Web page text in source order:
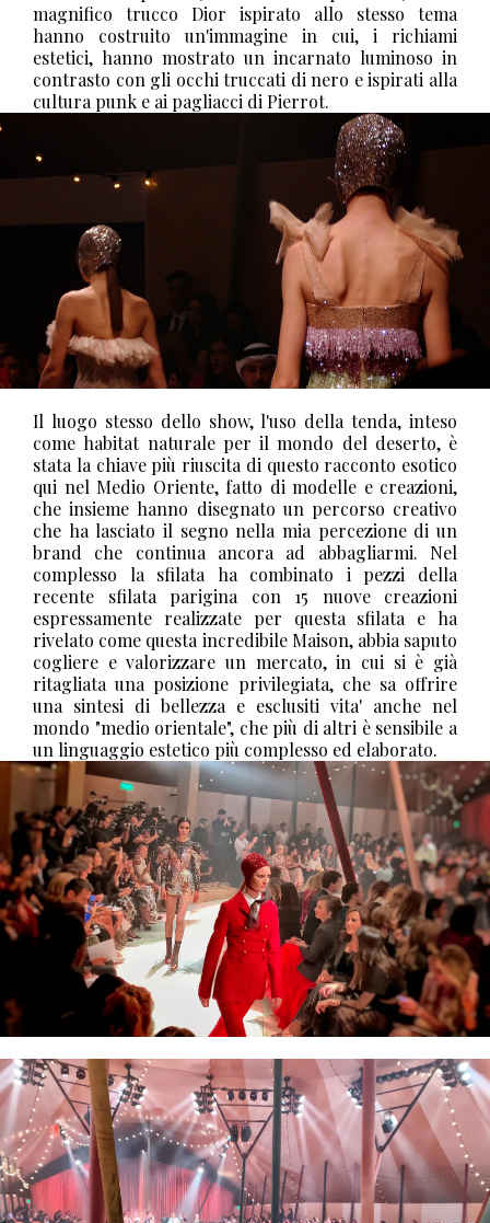
magnifico trucco Dior ispirato allo stesso tema
hanno costruito un'immagine in cui, i richiami
estetici, hanno mostrato un incarnato luminoso in
contrasto con gli occhi truccati di nero e ispirati alla
cultura punk e ai pagliacci di Pierrot.
Il luogo stesso dello show, l'uso della tenda, inteso
come habitat naturale per il mondo del deserto, è
stata la chiave più riuscita di questo racconto esotico
qui nel Medio Oriente, fatto di modelle e creazioni,
che insieme hanno disegnato un percorso creativo
che ha lasciato il segno nella mia percezione di un
brand che continua ancora ad abbagliarmi. Nel
complesso la sfilata ha combinato i pezzi della
recente sfilata parigina con 15 nuove creazioni
espressamente realizzate per questa sfilata e ha
rivelato come questa incredibile Maison, abbia saputo
cogliere e valorizzare un mercato, in cui si è già
ritagliata una posizione privilegiata, che sa offrire
una sintesi di bellezza e esclusiti vita' anche nel
mondo "medio orientale", che più di altri è sensibile a
un linguaggio estetico più complesso ed elaborato.